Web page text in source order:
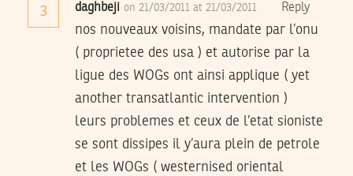
3 daghbeji on 21/03/2011 at 21/03/2011 Reply
nos nouveaux voisins, mandate par l’onu
( proprietee des usa ) et autorise par la
ligue des WOGs ont ainsi applique ( yet
another transatlantic intervention )
leurs problemes et ceux de l’etat sioniste
se sont dissipes il y’aura plein de petrole
et les WOGs ( westernised oriental